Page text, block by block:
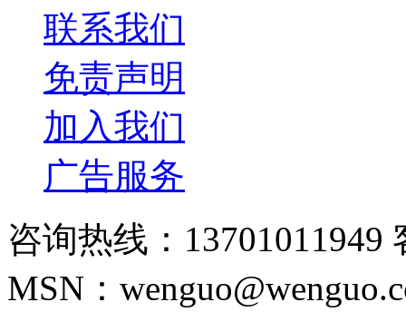
联系我们
免责声明
加入我们
广告服务
咨询热线：13701011949
MSN：